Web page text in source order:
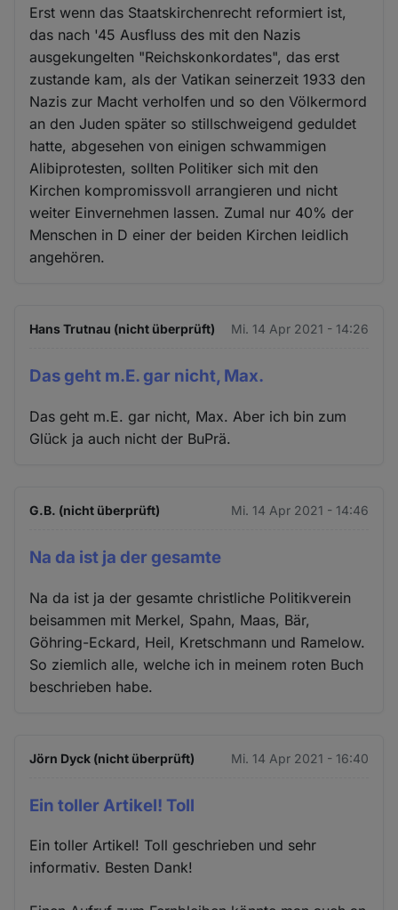
Erst wenn das Staatskirchenrecht reformiert ist,
das nach '45 Ausfluss des mit den Nazis
ausgekungelten "Reichskonkordates", das erst
zustande kam, als der Vatikan seinerzeit 1933 den
Nazis zur Macht verholfen und so den Völkermord
an den Juden später so stillschweigend geduldet
hatte, abgesehen von einigen schwammigen
Alibiprotesten, sollten Politiker sich mit den
Kirchen kompromissvoll arrangieren und nicht
weiter Einvernehmen lassen. Zumal nur 40% der
Menschen in D einer der beiden Kirchen leidlich
angehören.
Hans Trutnau (nicht überprüft) Mi. 14 Apr 2021 - 14:26
Das geht m.E. gar nicht, Max.
Das geht m.E. gar nicht, Max. Aber ich bin zum
Glück ja auch nicht der BuPrä.
G.B. (nicht überprüft) Mi. 14 Apr 2021 - 14:46
Na da ist ja der gesamte
Na da ist ja der gesamte christliche Politikverein
beisammen mit Merkel, Spahn, Maas, Bär,
Göhring-Eckard, Heil, Kretschmann und Ramelow.
So ziemlich alle, welche ich in meinem roten Buch
beschrieben habe.
Jörn Dyck (nicht überprüft) Mi. 14 Apr 2021 - 16:40
Ein toller Artikel! Toll
Ein toller Artikel! Toll geschrieben und sehr
informativ. Besten Dank!